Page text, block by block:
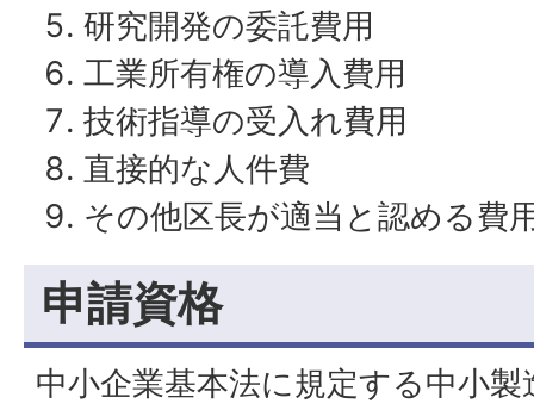
研究開発の委託費用
工業所有権の導入費用
技術指導の受入れ費用
直接的な人件費
その他区長が適当と認める費
申請資格
中小企業基本法に規定する中小